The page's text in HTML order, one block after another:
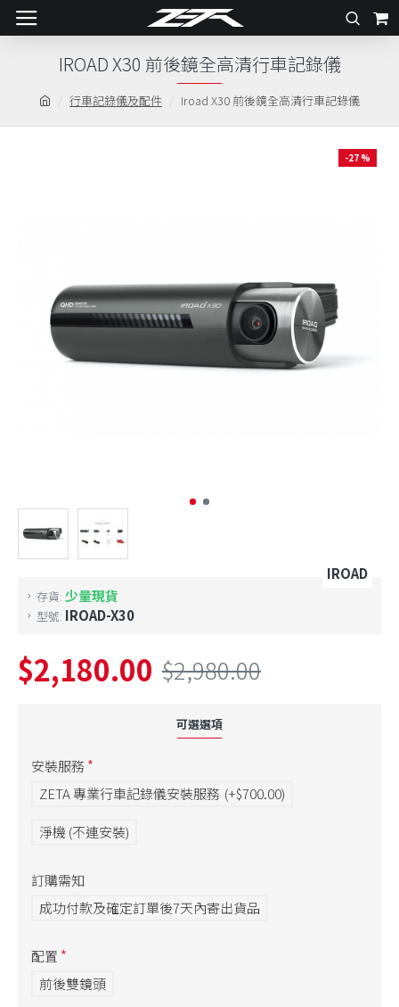
行車記錄儀及配件 Iroad X30 前後鏡全高清行車記錄儀
IROAD X30 前後鏡全高清行車記錄儀
-27 %
存貨: 少量現貨
型號: IROAD-X30
IROAD
$2,180.00 $2,980.00
可選選項
安裝服務
ZETA 專業行車記錄儀安裝服務 (+$700.00)
淨機 (不連安裝)
訂購需知
成功付款及確定訂單後7天內寄出貨品
配置
前後雙鏡頭